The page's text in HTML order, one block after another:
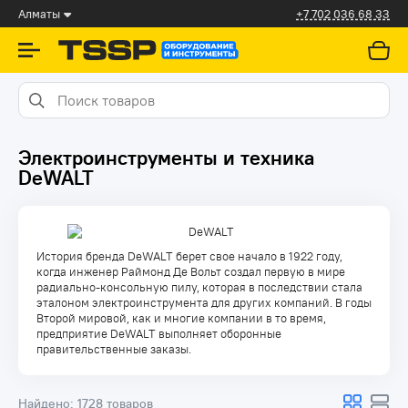
Алматы +7 702 036 68 33
Электроинструменты и техника
DeWALT
История бренда DeWALT берет свое начало в 1922 году,
когда инженер Раймонд Де Вольт создал первую в мире
радиально-консольную пилу, которая в последствии стала
эталоном электроинструмента для других компаний. В годы
Второй мировой, как и многие компании в то время,
предприятие DeWALT выполняет оборонные
правительственные заказы.
Найдено: 1728 товаров